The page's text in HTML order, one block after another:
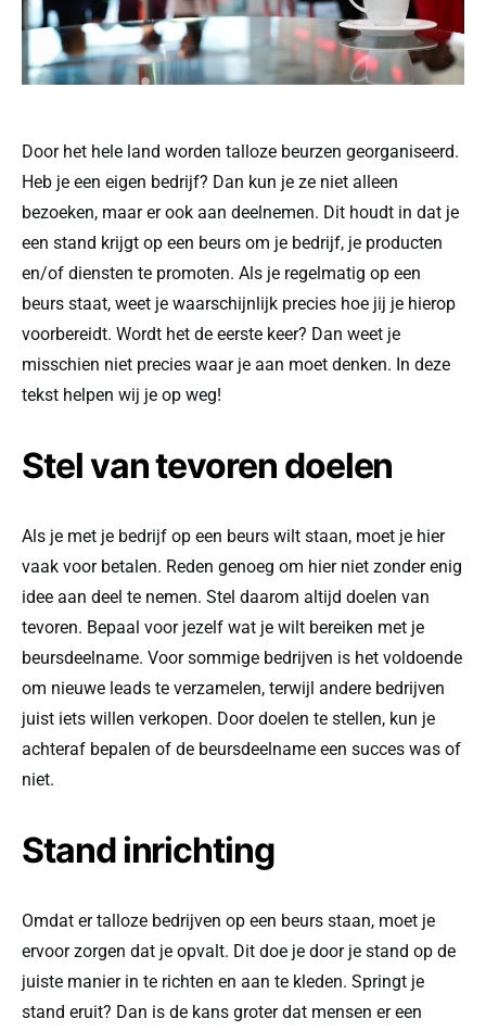
Door het hele land worden talloze beurzen georganiseerd.
Heb je een eigen bedrijf? Dan kun je ze niet alleen
bezoeken, maar er ook aan deelnemen. Dit houdt in dat je
een stand krijgt op een beurs om je bedrijf, je producten
en/of diensten te promoten. Als je regelmatig op een
beurs staat, weet je waarschijnlijk precies hoe jij je hierop
voorbereidt. Wordt het de eerste keer? Dan weet je
misschien niet precies waar je aan moet denken. In deze
tekst helpen wij je op weg!
Stel van tevoren doelen
Als je met je bedrijf op een beurs wilt staan, moet je hier
vaak voor betalen. Reden genoeg om hier niet zonder enig
idee aan deel te nemen. Stel daarom altijd doelen van
tevoren. Bepaal voor jezelf wat je wilt bereiken met je
beursdeelname. Voor sommige bedrijven is het voldoende
om nieuwe leads te verzamelen, terwijl andere bedrijven
juist iets willen verkopen. Door doelen te stellen, kun je
achteraf bepalen of de beursdeelname een succes was of
niet.
Stand inrichting
Omdat er talloze bedrijven op een beurs staan, moet je
ervoor zorgen dat je opvalt. Dit doe je door je stand op de
juiste manier in te richten en aan te kleden. Springt je
stand eruit? Dan is de kans groter dat mensen er een